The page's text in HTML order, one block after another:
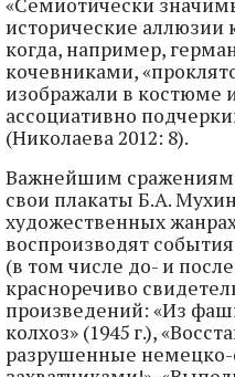
исторические аллюзии
когда, например,
кочевниками,
изображали в костюме
ассоциативно
(Николаева 2012: 8).
Важнейшим сражениям
свои плакаты Б.А.
художественных
воспроизводят
(в том числе до- и
красноречиво
произведений: «Из
колхоз» (1945 г.),
разрушенные